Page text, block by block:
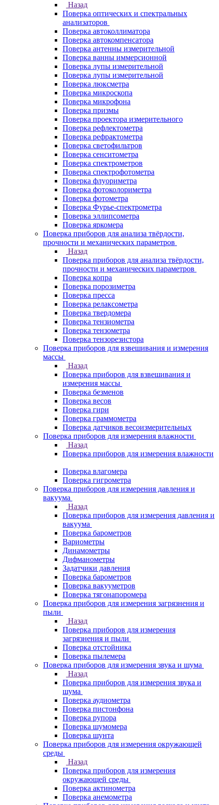
Назад
Поверка оптических и спектральных
анализаторов
Поверка автоколлиматора
Поверка автокомпенсатора
Поверка антенны измерительной
Поверка ванны иммерсионной
Поверка лупы измерительной
Поверка лупы измерительной
Поверка люксметра
Поверка микроскопа
Поверка микрофона
Поверка призмы
Поверка проектора измерительного
Поверка рефлектометра
Поверка рефрактометра
Поверка светофильтров
Поверка сенситометра
Поверка спектрометров
Поверка спектрофотометра
Поверка флуориметра
Поверка фотоколориметра
Поверка фотометра
Поверка Фурье-спектрометра
Поверка эллипсометра
Поверка яркомера
Поверка приборов для анализа твёрдости,
прочности и механических параметров
Назад
Поверка приборов для анализа твёрдости,
прочности и механических параметров
Поверка копра
Поверка порозиметра
Поверка пресса
Поверка релаксометра
Поверка твердомера
Поверка тензиометра
Поверка тензометра
Поверка тензорезистора
Поверка приборов для взвешивания и измерения
массы
Назад
Поверка приборов для взвешивания и
измерения массы
Поверка безменов
Поверка весов
Поверка гири
Поверка граммометра
Поверка датчиков весоизмерительных
Поверка приборов для измерения влажности
Назад
Поверка приборов для измерения влажности
Поверка влагомера
Поверка гигрометра
Поверка приборов для измерения давления и
вакуума
Назад
Поверка приборов для измерения давления и
вакуума
Поверка барометров
Вариометры
Динамометры
Дифманометры
Задатчики давления
Поверка барометров
Поверка вакууметров
Поверка тягонапоромера
Поверка приборов для измерения загрязнения и
пыли
Назад
Поверка приборов для измерения
загрязнения и пыли
Поверка отстойника
Поверка пылемера
Поверка приборов для измерения звука и шума
Назад
Поверка приборов для измерения звука и
шума
Поверка аудиометра
Поверка пистонфона
Поверка рупора
Поверка шумомера
Поверка шунта
Поверка приборов для измерения окружающей
среды
Назад
Поверка приборов для измерения
окружающей среды
Поверка актинометра
Поверка анемометра